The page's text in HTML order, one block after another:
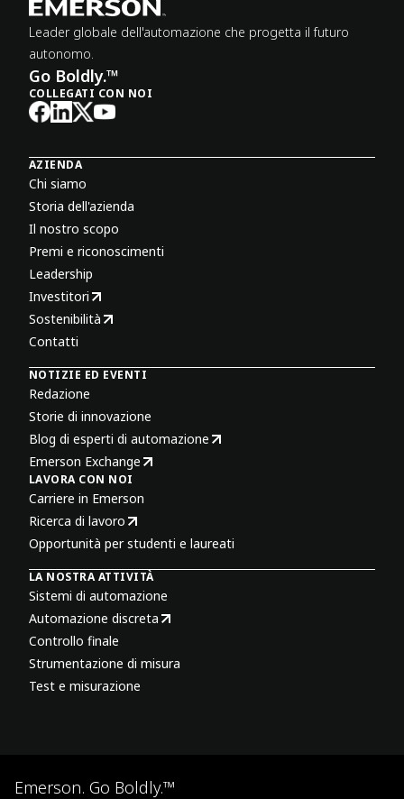
Leader globale dell'automazione che progetta il futuro
autonomo.
Go Boldly.™
COLLEGATI CON NOI
AZIENDA
Chi siamo
Storia dell'azienda
Il nostro scopo
Premi e riconoscimenti
Leadership
Investitori
Sostenibilità
Contatti
NOTIZIE ED EVENTI
Redazione
Storie di innovazione
Blog di esperti di automazione
Emerson Exchange
LAVORA CON NOI
Carriere in Emerson
Ricerca di lavoro
Opportunità per studenti e laureati
LA NOSTRA ATTIVITÀ
Sistemi di automazione
Automazione discreta
Controllo finale
Strumentazione di misura
Test e misurazione
Emerson. Go Boldly.™